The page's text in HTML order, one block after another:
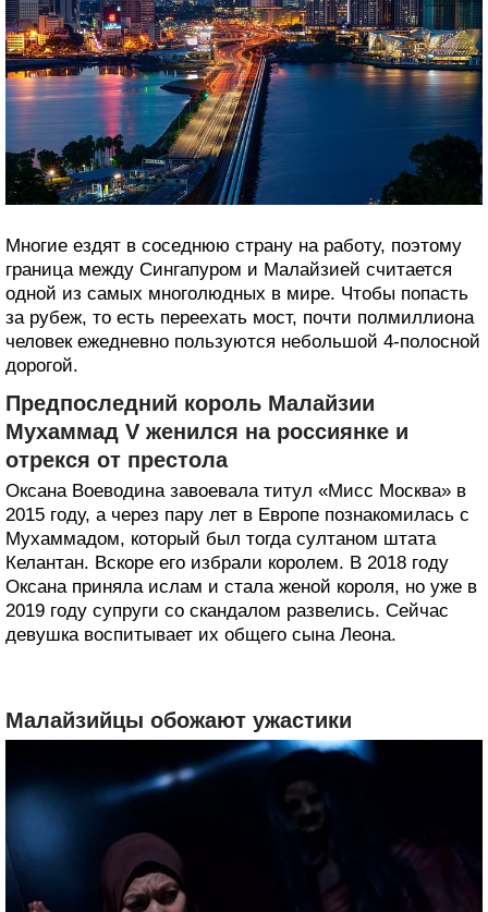
Многие ездят в соседнюю страну на работу, поэтому
граница между Сингапуром и Малайзией считается
одной из самых многолюдных в мире. Чтобы попасть
за рубеж, то есть переехать мост, почти полмиллиона
человек ежедневно пользуются небольшой 4-полосной
дорогой.
Предпоследний король Малайзии
Мухаммад V женился на россиянке и
отрекся от престола
Оксана Воеводина завоевала титул «Мисс Москва» в
2015 году, а через пару лет в Европе познакомилась с
Мухаммадом, который был тогда султаном штата
Келантан. Вскоре его избрали королем. В 2018 году
Оксана приняла ислам и стала женой короля, но уже в
2019 году супруги со скандалом развелись. Сейчас
девушка воспитывает их общего сына Леона.
Малайзийцы обожают ужастики